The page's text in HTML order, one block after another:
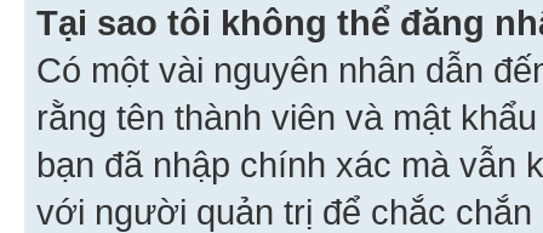
Tại sao tôi không thể đăng
Có một vài nguyên nhân dẫn
rằng tên thành viên và mật
bạn đã nhập chính xác mà vẫn
với người quản trị để chắc